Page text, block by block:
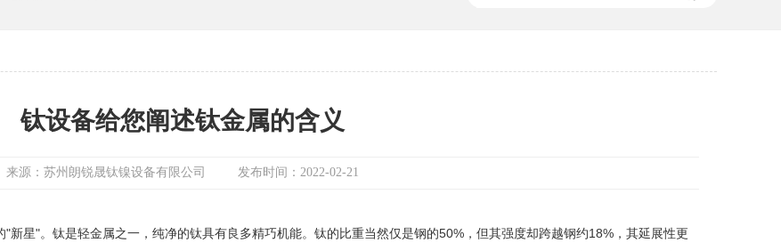
钛设备给您阐述钛金属的含义
来源：苏州朗锐晟钛镍设备有限公司 发布时间：2022-02-21
新星"。钛是轻金属之一，纯净的钛具有良多精巧机能。钛的比重当然仅是钢的50%，但其强度却跨越钢约18%，其延展性更